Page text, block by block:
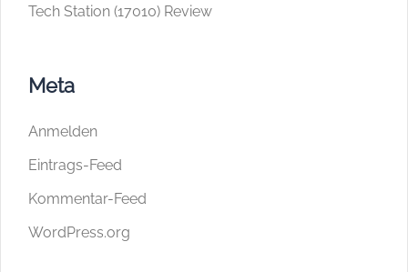
Tech Station (17010) Review
Meta
Anmelden
Eintrags-Feed
Kommentar-Feed
WordPress.org